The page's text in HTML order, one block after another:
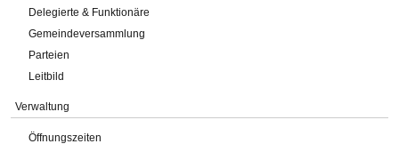
Delegierte & Funktionäre
Gemeindeversammlung
Parteien
Leitbild
Verwaltung
Öffnungszeiten